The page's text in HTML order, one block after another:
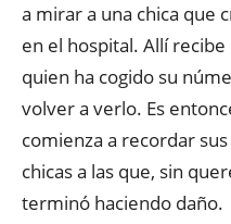
a mirar a una chica que
en el hospital. Allí recibe
quien ha cogido su
volver a verlo. Es
comienza a recordar
chicas a las que, sin
terminó haciendo daño.